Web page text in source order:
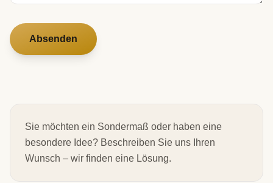
Website
Absenden
Sie möchten ein Sondermaß oder haben eine
besondere Idee? Beschreiben Sie uns Ihren
Wunsch – wir finden eine Lösung.